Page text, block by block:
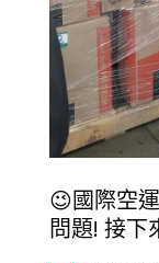
😉國際空
問題! 接下